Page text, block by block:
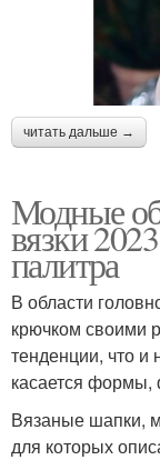
читать дальше →
Модные
вязки
палитра
В области
крючком своими
тенденции, что и
касается формы,
Вязаные шапки,
для которых